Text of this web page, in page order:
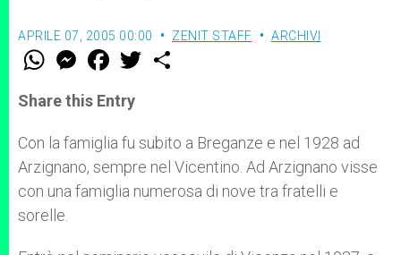
APRILE 07, 2005 00:00 ZENIT STAFF ARCHIVI
W
t
s
p
p
M
e
s
e
g
e
r
F
a
e
b
o
k
w
r
Share this Entry
Con la famiglia fu subito a Breganze e nel 1928 ad
Arzignano, sempre nel Vicentino. Ad Arzignano visse
con una famiglia numerosa di nove tra fratelli e
sorelle.